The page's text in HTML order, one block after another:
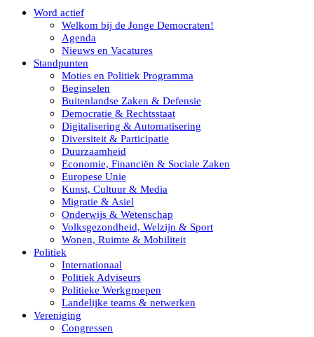
Word actief
Welkom bij de Jonge Democraten!
Agenda
Nieuws en Vacatures
Standpunten
Moties en Politiek Programma
Beginselen
Buitenlandse Zaken & Defensie
Democratie & Rechtsstaat
Digitalisering & Automatisering
Diversiteit & Participatie
Duurzaamheid
Economie, Financiën & Sociale Zaken
Europese Unie
Kunst, Cultuur & Media
Migratie & Asiel
Onderwijs & Wetenschap
Volksgezondheid, Welzijn & Sport
Wonen, Ruimte & Mobiliteit
Politiek
Internationaal
Politiek Adviseurs
Politieke Werkgroepen
Landelijke teams & netwerken
Vereniging
Congressen